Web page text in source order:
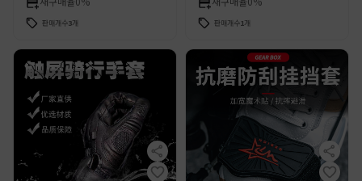
판매개수3개 판매개수1개